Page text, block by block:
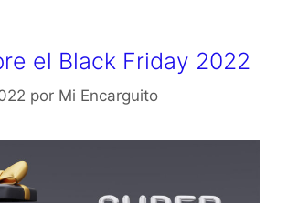
el Black Friday 2022
por Mi Encarguito